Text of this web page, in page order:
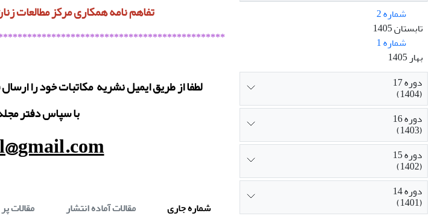
شماره 2
تابستان 1405
شماره 1
بهار 1405
دوره 17
(1404)
دوره 16
(1403)
دوره 15
(1402)
دوره 14
(1401)
تفاهم نامه همکاری مرکز مطالعات
لطفا از طریق ایمیل نشریه مکاتبات خود را
با سپاس دفتر
شماره جاری مقالات آماده انتشار مقالات